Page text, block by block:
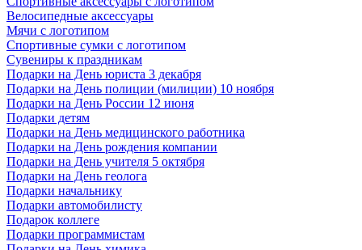
Велосипедные аксессуары
Мячи с логотипом
Спортивные сумки с логотипом
Сувениры к праздникам
Подарки на День юриста 3 декабря
Подарки на День полиции (милиции) 10 ноября
Подарки на День России 12 июня
Подарки детям
Подарки на День медицинского работника
Подарки на День рождения компании
Подарки на День учителя 5 октября
Подарки на День геолога
Подарки начальнику
Подарки автомобилисту
Подарок коллеге
Подарки программистам